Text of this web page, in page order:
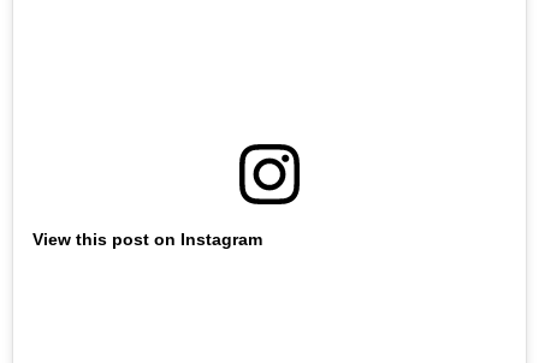
View this post on Instagram